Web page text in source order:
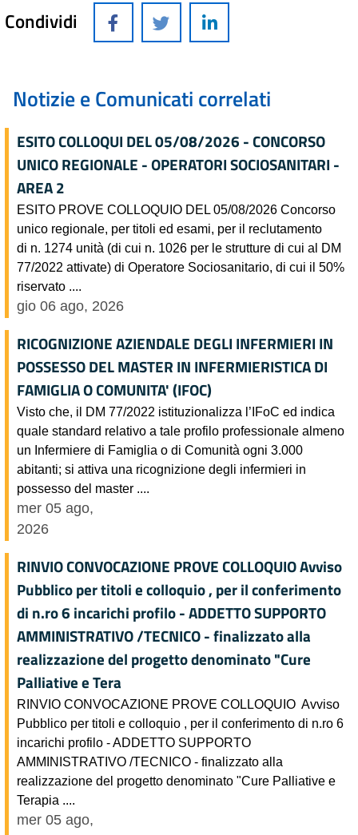
Condividi
Notizie e Comunicati correlati
ESITO COLLOQUI DEL 05/08/2026 - CONCORSO
UNICO REGIONALE - OPERATORI SOCIOSANITARI -
AREA 2
ESITO PROVE COLLOQUIO DEL 05/08/2026 Concorso
unico regionale, per titoli ed esami, per il reclutamento
di n. 1274 unità (di cui n. 1026 per le strutture di cui al DM
77/2022 attivate) di Operatore Sociosanitario, di cui il 50%
riservato ....
gio 06 ago, 2026
RICOGNIZIONE AZIENDALE DEGLI INFERMIERI IN
POSSESSO DEL MASTER IN INFERMIERISTICA DI
FAMIGLIA O COMUNITA' (IFOC)
Visto che, il DM 77/2022 istituzionalizza l’IFoC ed indica
quale standard relativo a tale profilo professionale almeno
un Infermiere di Famiglia o di Comunità ogni 3.000
abitanti; si attiva una ricognizione degli infermieri in
possesso del master ....
mer 05 ago,
2026
RINVIO CONVOCAZIONE PROVE COLLOQUIO Avviso
Pubblico per titoli e colloquio , per il conferimento
di n.ro 6 incarichi profilo - ADDETTO SUPPORTO
AMMINISTRATIVO /TECNICO - finalizzato alla
realizzazione del progetto denominato "Cure
Palliative e Tera
RINVIO CONVOCAZIONE PROVE COLLOQUIO Avviso
Pubblico per titoli e colloquio , per il conferimento di n.ro 6
incarichi profilo - ADDETTO SUPPORTO
AMMINISTRATIVO /TECNICO - finalizzato alla
realizzazione del progetto denominato "Cure Palliative e
Terapia ....
mer 05 ago,